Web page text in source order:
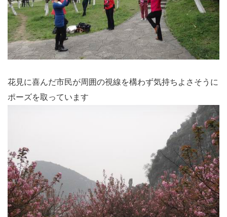
花見に喜んだ市民が周囲の視線を構わず気持ちよさそうに
ポーズを取っています